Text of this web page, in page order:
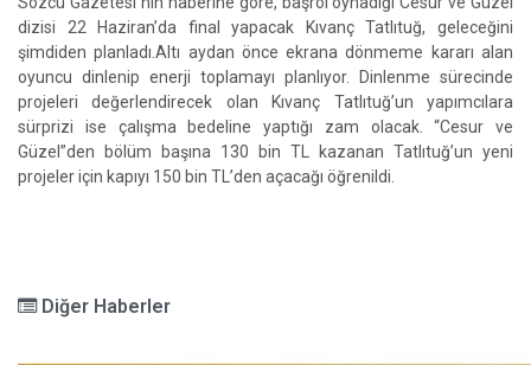
dizisi 22 Haziran’da final yapacak Kıvanç Tatlıtuğ, geleceğini
şimdiden planladı.Altı aydan önce ekrana dönmeme kararı alan
oyuncu dinlenip enerji toplamayı planlıyor. Dinlenme sürecinde
projeleri değerlendirecek olan Kıvanç Tatlıtuğ’un yapımcılara
sürprizi ise çalışma bedeline yaptığı zam olacak. “Cesur ve
Güzel”den bölüm başına 130 bin TL kazanan Tatlıtuğ’un yeni
projeler için kapıyı 150 bin TL’den açacağı öğrenildi.
Diğer Haberler